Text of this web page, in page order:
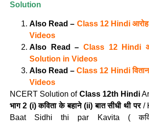
Solution
Also Read – Class 12 Hindi
Videos
Also Read – Class 12 Hindi
Solution in Videos
Also Read –Class 12 Hindi
Videos
NCERT Solution of Class 12th Hindi
भाग 2 (i) कविता के बहाने (ii) बात सीधी थी पर/
Baat Sidhi thi par Kavita (